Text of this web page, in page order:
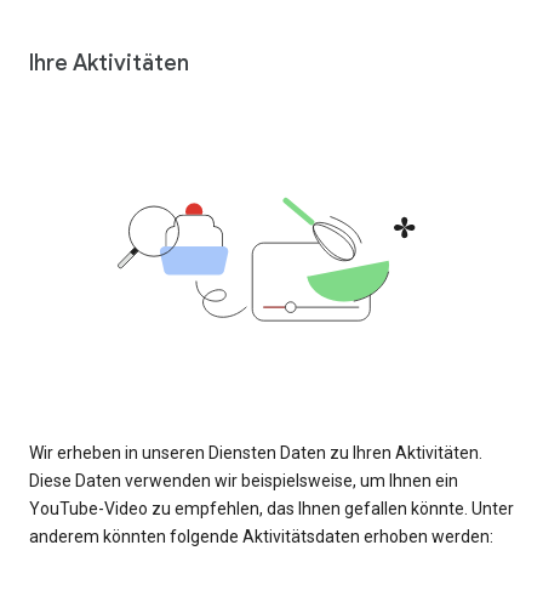
Ihre Aktivitäten
Wir erheben in unseren Diensten Daten zu Ihren Aktivitäten.
Diese Daten verwenden wir beispielsweise, um Ihnen ein
YouTube-Video zu empfehlen, das Ihnen gefallen könnte. Unter
anderem könnten folgende Aktivitätsdaten erhoben werden: